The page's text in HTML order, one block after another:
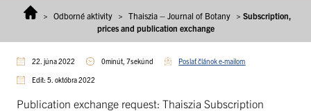
> Odborné aktivity > Thaiszia – Journal of Botany > Subscription,
prices and publication exchange
22. júna 2022 0minút, 7sekúnd Poslať článok e-mailom
Edit: 5. októbra 2022
Publication exchange request: Thaiszia Subscription